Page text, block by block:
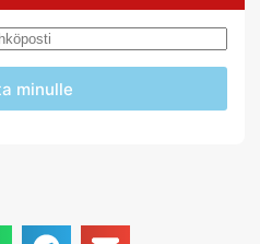
minulle